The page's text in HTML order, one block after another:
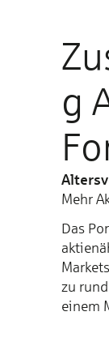
g
Mehr
Das
zu
einem